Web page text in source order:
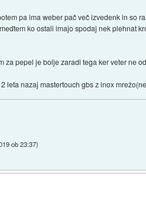
pa ima weber pač več izvedenk in so
ko ostali imajo spodaj nek plehnat
za pepel je bolje zaradi tega ker veter ne
leta nazaj mastertouch gbs z inox
ob 23:37)